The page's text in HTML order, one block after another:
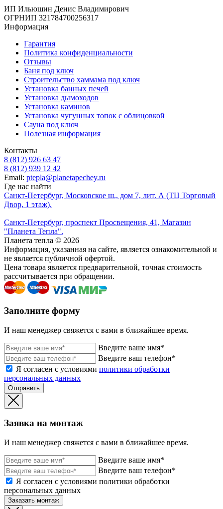
ИП Ильюшин Денис Владимирович
ОГРНИП 321784700256317
Информация
Гарантия
Политика конфиденциальности
Отзывы
Баня под ключ
Строительство хаммама под ключ
Установка банных печей
Установка дымоходов
Установка каминов
Установка чугунных топок с облицовкой
Сауна под ключ
Полезная информация
Контакты
8 (812) 926 63 47
8 (812) 939 12 42
Email: ptepla@planetapechey.ru
Где нас найти
Санкт-Петербург, Московское ш., дом 7, лит. А (ТЦ Торговый
Двор, 1 этаж).
Санкт-Петербург, проспект Просвещения, 41, Магазин
"Планета Тепла".
Планета тепла © 2026
Информация, указанная на сайте, является ознакомительной и
не является публичной офертой.
Цена товара является предварительной, точная стоимость
рассчитывается при обращении.
Заполните форму
И наш менеджер свяжется с вами в ближайшее время.
Введите ваше имя*
Введите ваш телефон*
Я согласен с условиями политики обработки
персональных данных
Отправить
Заявка на монтаж
И наш менеджер свяжется с вами в ближайшее время.
Введите ваше имя*
Введите ваш телефон*
Я согласен с условиями политики обработки
персональных данных
Заказать монтаж